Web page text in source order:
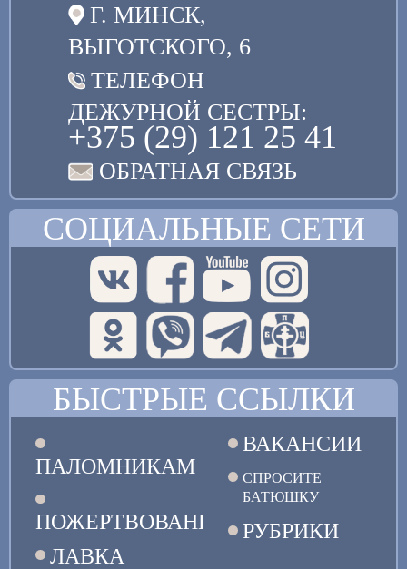
Г. МИНСК,
ВЫГОТСКОГО, 6
ТЕЛЕФОН
ДЕЖУРНОЙ СЕСТРЫ:
+375 (29) 121 25 41
ОБРАТНАЯ СВЯЗЬ
СОЦИАЛЬНЫЕ СЕТИ
БЫСТРЫЕ ССЫЛКИ
ПАЛОМНИКАМ
ПОЖЕРТВОВАНИЯ
ЛАВКА
ВАКАНСИИ
СПРОСИТЕ
БАТЮШКУ
РУБРИКИ